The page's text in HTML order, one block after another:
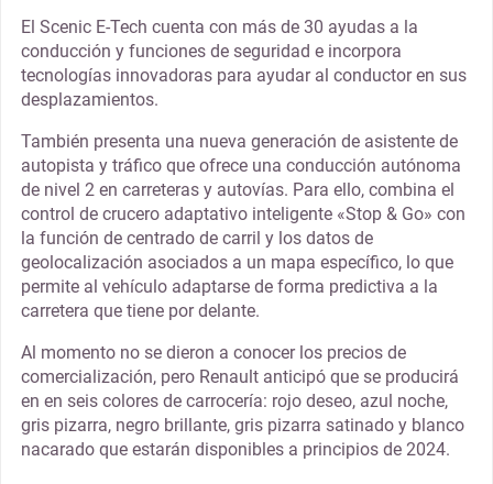
El Scenic E-Tech cuenta con más de 30 ayudas a la
conducción y funciones de seguridad e incorpora
tecnologías innovadoras para ayudar al conductor en sus
desplazamientos.
También presenta una nueva generación de asistente de
autopista y tráfico que ofrece una conducción autónoma
de nivel 2 en carreteras y autovías. Para ello, combina el
control de crucero adaptativo inteligente «Stop & Go» con
la función de centrado de carril y los datos de
geolocalización asociados a un mapa específico, lo que
permite al vehículo adaptarse de forma predictiva a la
carretera que tiene por delante.
Al momento no se dieron a conocer los precios de
comercialización, pero Renault anticipó que se producirá
en en seis colores de carrocería: rojo deseo, azul noche,
gris pizarra, negro brillante, gris pizarra satinado y blanco
nacarado que estarán disponibles a principios de 2024.